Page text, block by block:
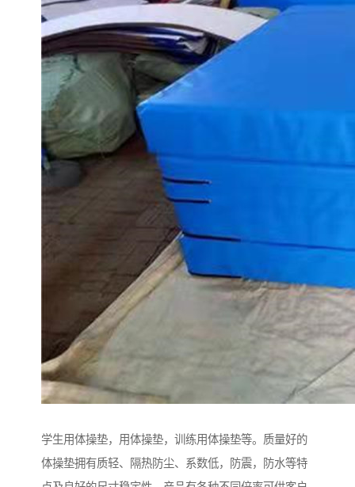
学生用体操垫，用体操垫，训练用体操垫等。质量好的
体操垫拥有质轻、隔热防尘、系数低，防震，防水等特